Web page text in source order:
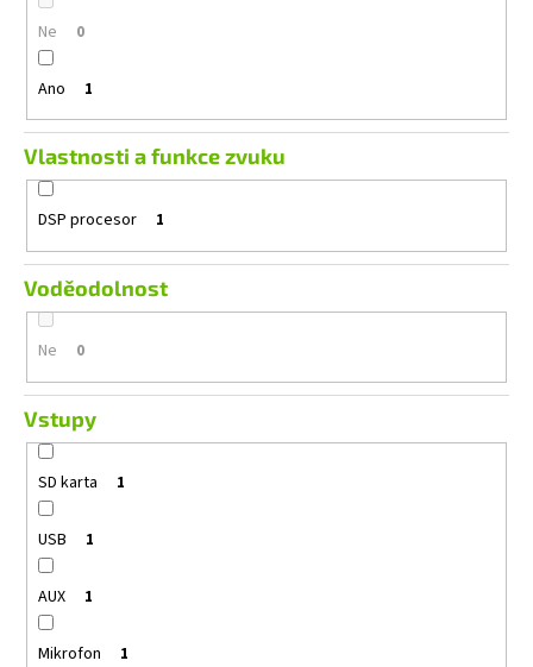
Ne 0
Ano 1
Vlastnosti a funkce zvuku
DSP procesor 1
Voděodolnost
Ne 0
Vstupy
SD karta 1
USB 1
AUX 1
Mikrofon 1